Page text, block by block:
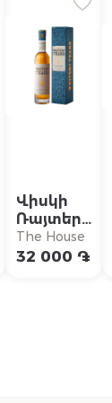
Վիսկի
Ռայտերս
Տիերս
Դաբլ
The House
32 000 ֏